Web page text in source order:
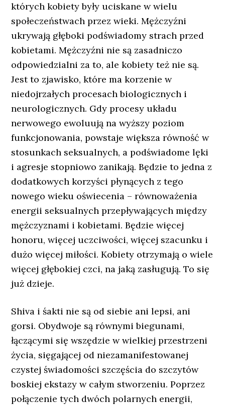
których kobiety były uciskane w wielu
społeczeństwach przez wieki. Mężczyźni
ukrywają głęboki podświadomy strach przed
kobietami. Mężczyźni nie są zasadniczo
odpowiedzialni za to, ale kobiety też nie są.
Jest to zjawisko, które ma korzenie w
niedojrzałych procesach biologicznych i
neurologicznych. Gdy procesy układu
nerwowego ewoluują na wyższy poziom
funkcjonowania, powstaje większa równość w
stosunkach seksualnych, a podświadome lęki
i agresje stopniowo zanikają. Będzie to jedna z
dodatkowych korzyści płynących z tego
nowego wieku oświecenia – równoważenia
energii seksualnych przepływających między
mężczyznami i kobietami. Będzie więcej
honoru, więcej uczciwości, więcej szacunku i
dużo więcej miłości. Kobiety otrzymają o wiele
więcej głębokiej czci, na jaką zasługują. To się
już dzieje.
Shiva i śakti nie są od siebie ani lepsi, ani
gorsi. Obydwoje są równymi biegunami,
łączącymi się wszędzie w wielkiej przestrzeni
życia, sięgającej od niezamanifestowanej
czystej świadomości szczęścia do szczytów
boskiej ekstazy w całym stworzeniu. Poprzez
połączenie tych dwóch polarnych energii,